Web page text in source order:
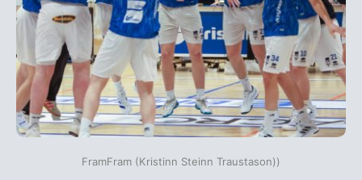
FramFram (Kristinn Steinn Traustason))